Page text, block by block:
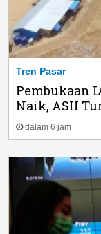
Tren Pasar
Pembukaan
Naik, ASII
dalam 6 jam